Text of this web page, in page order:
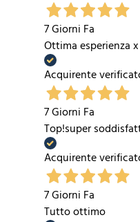
7 Giorni Fa
Ottima esperienza
Acquirente
7 Giorni Fa
Top!super
Acquirente
7 Giorni Fa
Tutto ottimo